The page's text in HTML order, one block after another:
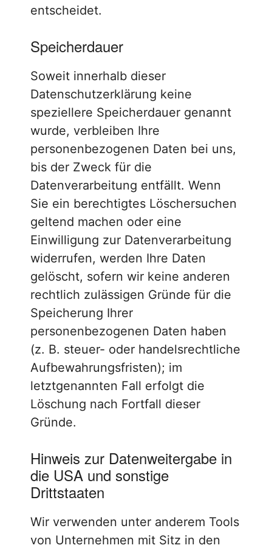
entscheidet.
Speicherdauer
Soweit innerhalb dieser
Datenschutzerklärung keine
speziellere Speicherdauer genannt
wurde, verbleiben Ihre
personenbezogenen Daten bei uns,
bis der Zweck für die
Datenverarbeitung entfällt. Wenn
Sie ein berechtigtes Löschersuchen
geltend machen oder eine
Einwilligung zur Datenverarbeitung
widerrufen, werden Ihre Daten
gelöscht, sofern wir keine anderen
rechtlich zulässigen Gründe für die
Speicherung Ihrer
personenbezogenen Daten haben
(z. B. steuer- oder handelsrechtliche
Aufbewahrungsfristen); im
letztgenannten Fall erfolgt die
Löschung nach Fortfall dieser
Gründe.
Hinweis zur Datenweitergabe in
die USA und sonstige
Drittstaaten
Wir verwenden unter anderem Tools
von Unternehmen mit Sitz in den